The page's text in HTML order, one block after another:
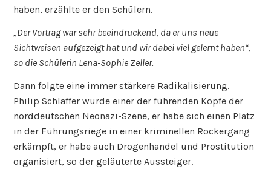
haben, erzählte er den Schülern.
„Der Vortrag war sehr beeindruckend, da er uns neue
Sichtweisen aufgezeigt hat und wir dabei viel gelernt haben“,
so die Schülerin Lena-Sophie Zeller.
Dann folgte eine immer stärkere Radikalisierung.
Philip Schlaffer wurde einer der führenden Köpfe der
norddeutschen Neonazi-Szene, er habe sich einen Platz
in der Führungsriege in einer kriminellen Rockergang
erkämpft, er habe auch Drogenhandel und Prostitution
organisiert, so der geläuterte Aussteiger.